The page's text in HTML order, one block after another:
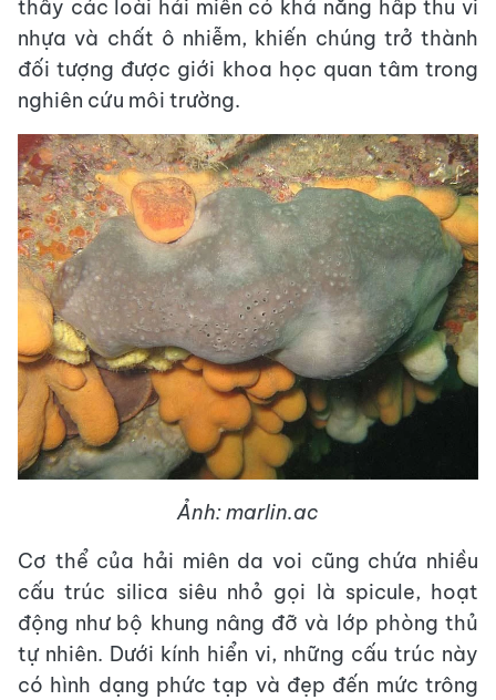
thấy các loài hải miên có khả năng hấp thu vi
nhựa và chất ô nhiễm, khiến chúng trở thành
đối tượng được giới khoa học quan tâm trong
nghiên cứu môi trường.
Ảnh: marlin.ac
Cơ thể của hải miên da voi cũng chứa nhiều
cấu trúc silica siêu nhỏ gọi là spicule, hoạt
động như bộ khung nâng đỡ và lớp phòng thủ
tự nhiên. Dưới kính hiển vi, những cấu trúc này
có hình dạng phức tạp và đẹp đến mức trông